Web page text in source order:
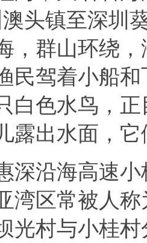
头镇至深圳
，群山环绕
民驾着小船
白色水鸟，
露出水面，
沿海高速小
湾区常被人
光村与小桂